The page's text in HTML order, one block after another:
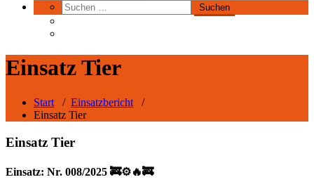
Einsatz Tier
Start / Einsatzbericht /
Einsatz Tier
Einsatz Tier
Einsatz: Nr. 008/2025 🚒⚙️🔥🚒